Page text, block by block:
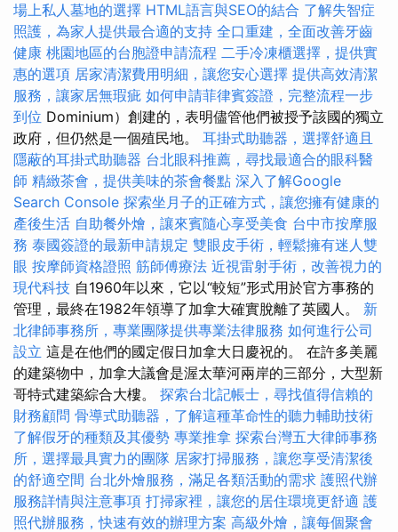
場上私人墓地的選擇 HTML語言與SEO的結合 了解失智症
照護，為家人提供最合適的支持 全口重建，全面改善牙齒
健康 桃園地區的台胞證申請流程 二手冷凍櫃選擇，提供實
惠的選項 居家清潔費用明細，讓您安心選擇 提供高效清潔
服務，讓家居無瑕疵 如何申請菲律賓簽證，完整流程一步
到位 Dominium）創建的，表明儘管他們被授予該國的獨立
政府，但仍然是一個殖民地。 耳掛式助聽器，選擇舒適且
隱蔽的耳掛式助聽器 台北眼科推薦，尋找最適合的眼科醫
師 精緻茶會，提供美味的茶會餐點 深入了解Google
Search Console 探索坐月子的正確方式，讓您擁有健康的
產後生活 自助餐外燴，讓來賓隨心享受美食 台中市按摩服
務 泰國簽證的最新申請規定 雙眼皮手術，輕鬆擁有迷人雙
眼 按摩師資格證照 筋師傅療法 近視雷射手術，改善視力的
現代科技 自1960年以來，它以“較短”形式用於官方事務的
管理，最終在1982年領導了加拿大確實脫離了英國人。 新
北律師事務所，專業團隊提供專業法律服務 如何進行公司
設立 這是在他們的國定假日加拿大日慶祝的。 在許多美麗
的建築物中，加拿大議會是渥太華河兩岸的三部分，大型新
哥特式建築綜合大樓。 探索台北記帳士，尋找值得信賴的
財務顧問 骨導式助聽器，了解這種革命性的聽力輔助技術
了解假牙的種類及其優勢 專業推拿 探索台灣五大律師事務
所，選擇最具實力的團隊 居家打掃服務，讓您享受清潔後
的舒適空間 台北外燴服務，滿足各類活動的需求 護照代辦
服務詳情與注意事項 打掃家裡，讓您的居住環境更舒適 護
照代辦服務，快速有效的辦理方案 高級外燴，讓每個聚會